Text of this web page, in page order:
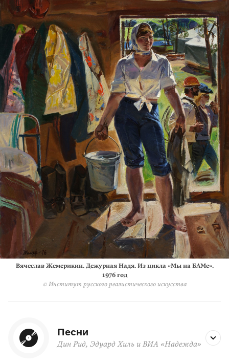
Вячеслав Жемерикин. Дежурная Надя. Из цикла «Мы на БАМе».
1976 год
© Институт русского реалистического искусства
Песни
Дин Рид, Эдуард Хиль и ВИА «Надежда»